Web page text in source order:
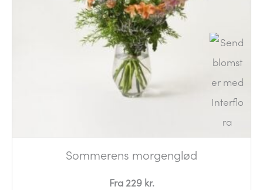
Sommerens morgenglød
Fra 229 kr.